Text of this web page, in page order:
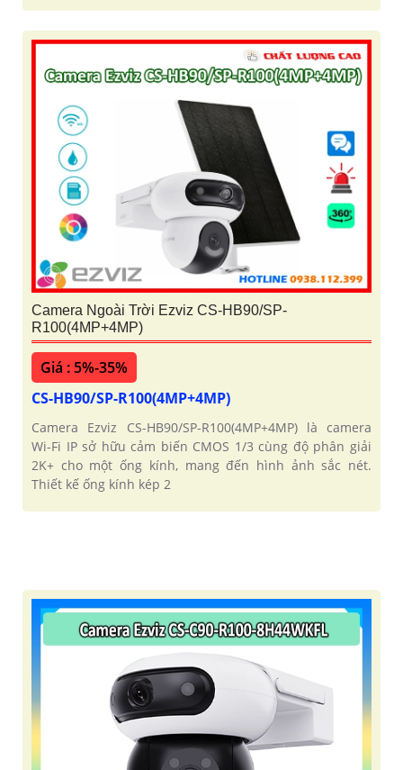
Camera Ngoài Trời Ezviz CS-HB90/SP-
R100(4MP+4MP)
Giá : 5%-35%
CS-HB90/SP-R100(4MP+4MP)
Camera Ezviz CS-HB90/SP-R100(4MP+4MP) là camera
Wi-Fi IP sở hữu cảm biến CMOS 1/3 cùng độ phân giải
2K+ cho một ống kính, mang đến hình ảnh sắc nét.
Thiết kế ống kính kép 2